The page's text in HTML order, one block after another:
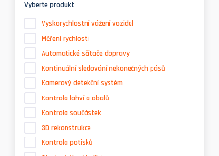
Vyberte produkt
Vyskorychlostní vážení vozidel
Měření rychlosti
Automatické sčítače dopravy
Kontinuální sledování nekonečných pásů
Kamerový detekční systém
Kontrola lahví a obalů
Kontrola součástek
3D rekonstrukce
Kontrola potisků